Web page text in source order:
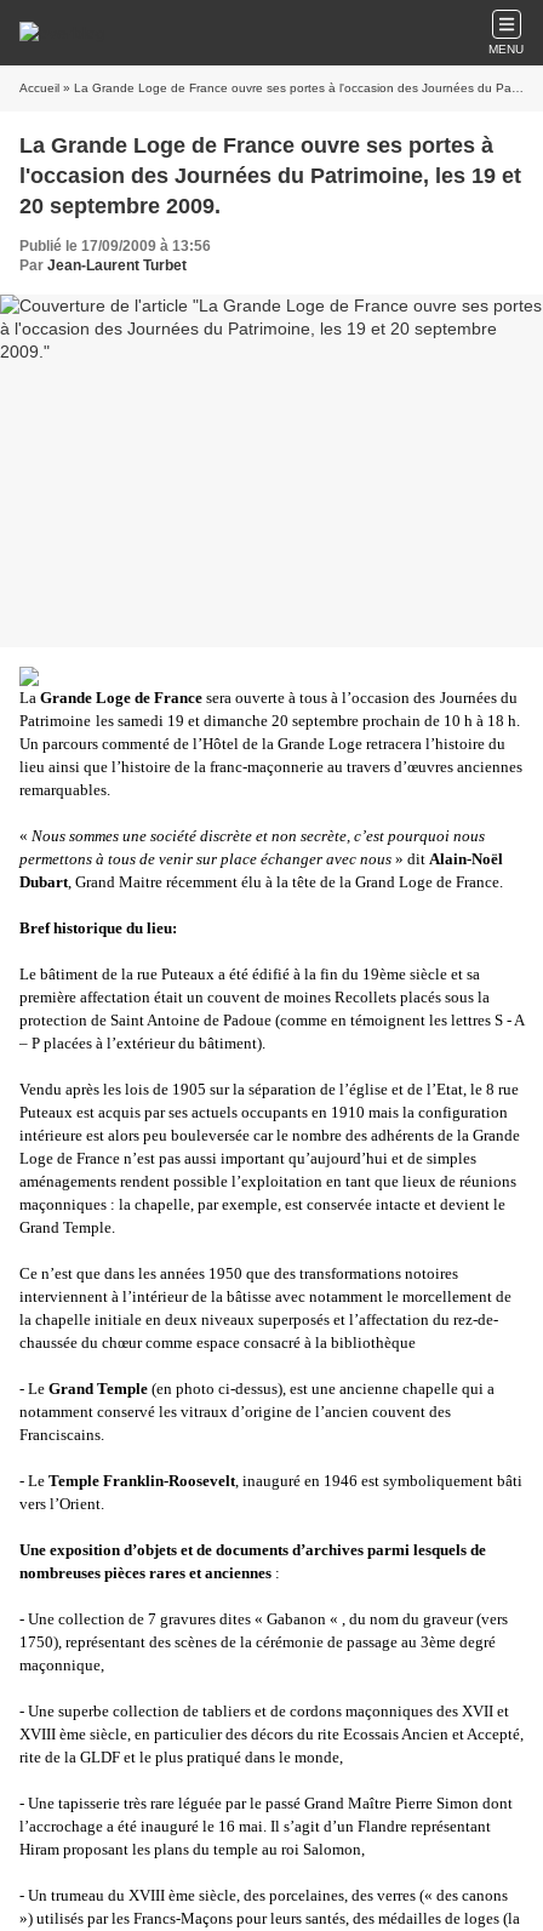
MENU
Accueil » La Grande Loge de France ouvre ses portes à l'occasion des Journées du Patrimoine, les 19 et 20 septembre 2009.
La Grande Loge de France ouvre ses portes à
l'occasion des Journées du Patrimoine, les 19 et
20 septembre 2009.
Publié le 17/09/2009 à 13:56
Par Jean-Laurent Turbet
La Grande Loge de France sera ouverte à tous à l’occasion des Journées du
Patrimoine les samedi 19 et dimanche 20 septembre prochain de 10 h à 18 h.
Un parcours commenté de l’Hôtel de la Grande Loge retracera l’histoire du
lieu ainsi que l’histoire de la franc-maçonnerie au travers d’œuvres anciennes
remarquables.
« Nous sommes une société discrète et non secrète, c’est pourquoi nous
permettons à tous de venir sur place échanger avec nous » dit Alain-Noël
Dubart, Grand Maitre récemment élu à la tête de la Grand Loge de France.
Bref historique du lieu:
Le bâtiment de la rue Puteaux a été édifié à la fin du 19ème siècle et sa
première affectation était un couvent de moines Recollets placés sous la
protection de Saint Antoine de Padoue (comme en témoignent les lettres S - A
– P placées à l’extérieur du bâtiment).
Vendu après les lois de 1905 sur la séparation de l’église et de l’Etat, le 8 rue
Puteaux est acquis par ses actuels occupants en 1910 mais la configuration
intérieure est alors peu bouleversée car le nombre des adhérents de la Grande
Loge de France n’est pas aussi important qu’aujourd’hui et de simples
aménagements rendent possible l’exploitation en tant que lieux de réunions
maçonniques : la chapelle, par exemple, est conservée intacte et devient le
Grand Temple.
Ce n’est que dans les années 1950 que des transformations notoires
interviennent à l’intérieur de la bâtisse avec notamment le morcellement de
la chapelle initiale en deux niveaux superposés et l’affectation du rez-de-
chaussée du chœur comme espace consacré à la bibliothèque
- Le Grand Temple (en photo ci-dessus), est une ancienne chapelle qui a
notamment conservé les vitraux d’origine de l’ancien couvent des
Franciscains.
- Le Temple Franklin-Roosevelt, inauguré en 1946 est symboliquement bâti
vers l’Orient.
Une exposition d’objets et de documents d’archives parmi lesquels de
nombreuses pièces rares et anciennes :
- Une collection de 7 gravures dites « Gabanon « , du nom du graveur (vers
1750), représentant des scènes de la cérémonie de passage au 3ème degré
maçonnique,
- Une superbe collection de tabliers et de cordons maçonniques des XVII et
XVIII ème siècle, en particulier des décors du rite Ecossais Ancien et Accepté,
rite de la GLDF et le plus pratiqué dans le monde,
- Une tapisserie très rare léguée par le passé Grand Maître Pierre Simon dont
l’accrochage a été inauguré le 16 mai. Il s’agit d’un Flandre représentant
Hiram proposant les plans du temple au roi Salomon,
- Un trumeau du XVIII ème siècle, des porcelaines, des verres (« des canons
») utilisés par les Francs-Maçons pour leurs santés, des médailles de loges (la